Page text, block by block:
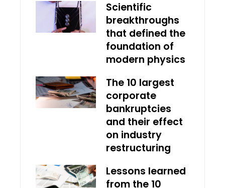
Scientific
breakthroughs
that defined the
foundation of
modern physics
The 10 largest
corporate
bankruptcies
and their effect
on industry
restructuring
Lessons learned
from the 10